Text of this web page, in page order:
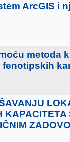
ArcGIS i
metoda
KAPACITETA